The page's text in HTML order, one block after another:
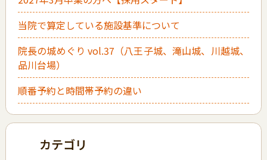
当院で算定している施設基準について
院長の城めぐり vol.37（八王子城、滝山城、川越城、
品川台場）
順番予約と時間帯予約の違い
カテゴリ